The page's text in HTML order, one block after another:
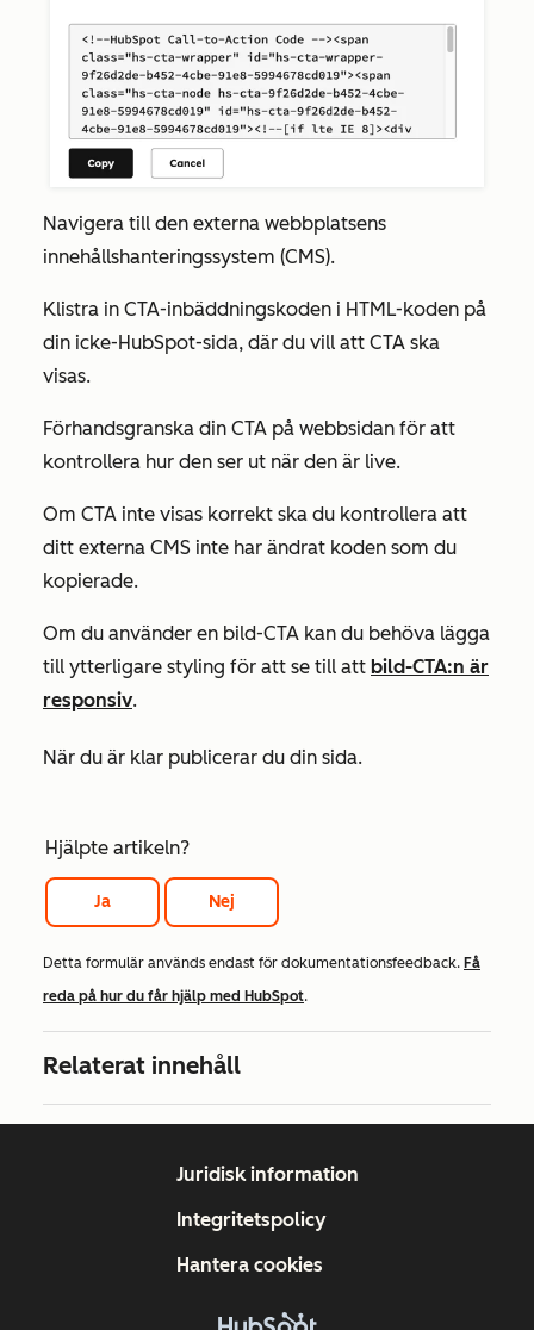
Navigera till den externa webbplatsens
innehållshanteringssystem (CMS).
Klistra in CTA-inbäddningskoden i HTML-koden på
din icke-HubSpot-sida, där du vill att CTA ska
visas.
Förhandsgranska din CTA på webbsidan för att
kontrollera hur den ser ut när den är live.
Om CTA inte visas korrekt ska du kontrollera att
ditt externa CMS inte har ändrat koden som du
kopierade.
Om du använder en bild-CTA kan du behöva lägga
till ytterligare styling för att se till att bild-CTA:n är
responsiv.
När du är klar publicerar du din sida.
Hjälpte artikeln?
Ja Nej
Detta formulär används endast för dokumentationsfeedback. Få
reda på hur du får hjälp med HubSpot.
Relaterat innehåll
Juridisk information
Integritetspolicy
Hantera cookies